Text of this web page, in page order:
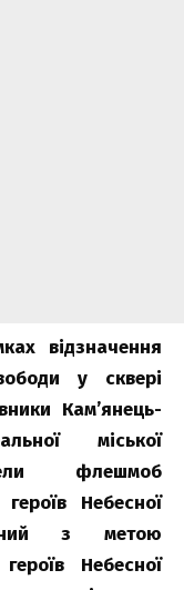
відзначення
у сквері
Кам’янець-
міської
флешмоб
Небесної
з метою
Небесної